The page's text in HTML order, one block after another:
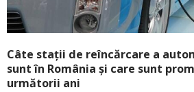
Câte stații de reîncărcare a
sunt în România și care sunt
următorii ani